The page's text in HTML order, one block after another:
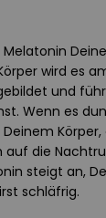
wird es
und
Wenn es
Körper,
die
steigt an,
schläfrig.